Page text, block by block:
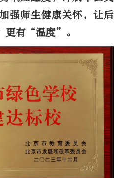
强师生健康关怀，让后
更有“温度”。